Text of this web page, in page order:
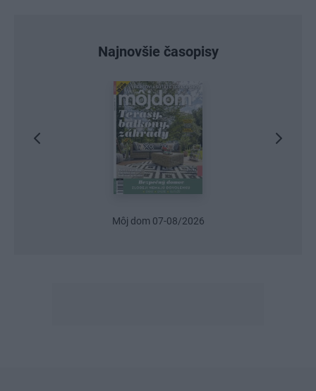
Najnovšie časopisy
Môj dom 07-08/2026